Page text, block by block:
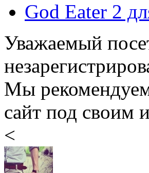
God Eater 2
Уважаемый
Мы
сайт под своим
<